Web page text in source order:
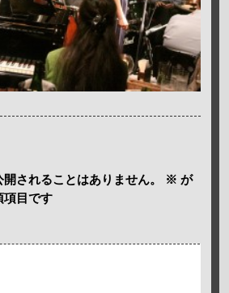
されることはありません。 ※ が
項目です